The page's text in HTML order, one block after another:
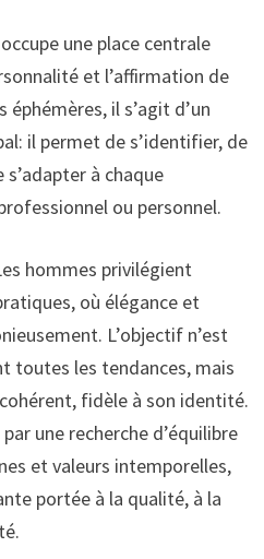
une place centrale
et l’affirmation de
il s’agit d’un
il permet de s’identifier, de
à chaque
ou personnel.
hommes privilégient
où élégance et
L’objectif n’est
toutes les tendances, mais
fidèle à son identité.
une recherche d’équilibre
et valeurs intemporelles,
portée à la qualité, à la